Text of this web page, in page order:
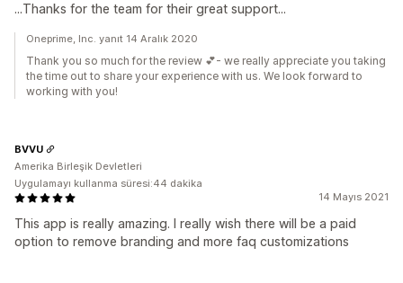
...Thanks for the team for their great support...
Oneprime, Inc. yanıt 14 Aralık 2020
Thank you so much for the review 💕- we really appreciate you taking
the time out to share your experience with us. We look forward to
working with you!
14 Mayıs 2021
This app is really amazing. I really wish there will be a paid
option to remove branding and more faq customizations
BVVU
Amerika Birleşik Devletleri
Uygulamayı kullanma süresi:44 dakika